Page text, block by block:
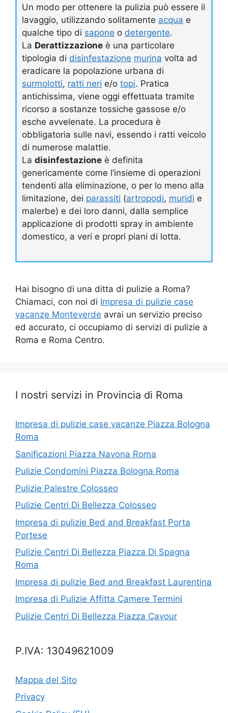
Un modo per ottenere la pulizia può essere il
lavaggio, utilizzando solitamente acqua e
qualche tipo di sapone o detergente.
La Derattizzazione è una particolare
tipologia di disinfestazione murina volta ad
eradicare la popolazione urbana di
surmolotti, ratti neri e/o topi. Pratica
antichissima, viene oggi effettuata tramite
ricorso a sostanze tossiche gassose e/o
esche avvelenate. La procedura è
obbligatoria sulle navi, essendo i ratti veicolo
di numerose malattie.
La disinfestazione è definita
genericamente come l’insieme di operazioni
tendenti alla eliminazione, o per lo meno alla
limitazione, dei parassiti (artropodi, muridi e
malerbe) e dei loro danni, dalla semplice
applicazione di prodotti spray in ambiente
domestico, a veri e propri piani di lotta.
Hai bisogno di una ditta di pulizie a Roma?
Chiamaci, con noi di Impresa di pulizie case
vacanze Monteverde avrai un servizio preciso
ed accurato, ci occupiamo di servizi di pulizie a
Roma e Roma Centro.
I nostri servizi in Provincia di Roma
Impresa di pulizie case vacanze Piazza Bologna
Roma
Sanificazioni Piazza Navona Roma
Pulizie Condomini Piazza Bologna Roma
Pulizie Palestre Colosseo
Pulizie Centri Di Bellezza Colosseo
Impresa di pulizie Bed and Breakfast Porta
Portese
Pulizie Centri Di Bellezza Piazza Di Spagna
Roma
Impresa di pulizie Bed and Breakfast Laurentina
Impresa di Pulizie Affitta Camere Termini
Pulizie Centri Di Bellezza Piazza Cavour
P.IVA: 13049621009
Mappa del Sito
Privacy